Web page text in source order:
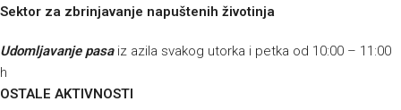
Sektor za zbrinjavanje napuštenih životinja
Udomljavanje pasaiz azila svakog utorka i petka od 10:00 – 11:00
h
OSTALE AKTIVNOSTI